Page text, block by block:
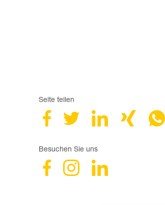
Seite teilen
Besuchen Sie uns